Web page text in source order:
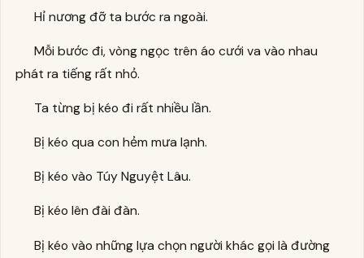
Hỉ nương đỡ ta bước ra ngoài.
Mỗi bước đi, vòng ngọc trên áo cưới va vào nhau
phát ra tiếng rất nhỏ.
Ta từng bị kéo đi rất nhiều lần.
Bị kéo qua con hẻm mưa lạnh.
Bị kéo vào Túy Nguyệt Lâu.
Bị kéo lên đài đàn.
Bị kéo vào những lựa chọn người khác gọi là đường